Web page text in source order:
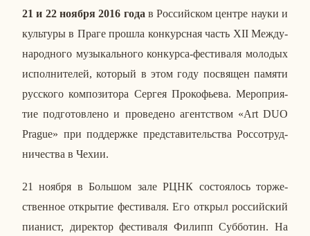
21 и 22 ноября 2016 года в Рос­сий­ском центре науки и
куль­ту­ры в Праге прошла кон­курс­ная часть XIIМеж­ду­
на­род­но­го му­зы­каль­но­го кон­кур­са-фе­сти­ва­ля мо­ло­дых
ис­пол­ни­те­лей, ко­то­рый в этом году по­свя­щен памяти
рус­ско­го ком­по­зи­то­ра Сергея Про­ко­фье­ва. Ме­ро­при­я­
тие под­го­тов­ле­но и про­ве­де­но агент­ством «Art DUO
Prague» при под­держ­ке пред­ста­ви­тель­ства Рос­со­труд­
ни­че­ства в Чехии.
21 ноября в Боль­шом зале РЦНК со­сто­я­лось тор­же­
ствен­ное от­кры­тие фе­сти­ва­ля. Его открыл рос­сий­ский
пи­а­нист, ди­рек­тор фе­сти­ва­ля Филипп Суб­бо­тин. На